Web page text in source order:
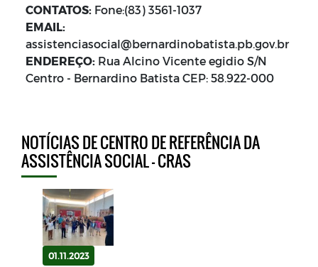
CONTATOS: Fone:(83) 3561-1037
EMAIL:
assistenciasocial@bernardinobatista.pb.gov.br
ENDEREÇO: Rua Alcino Vicente egidio S/N
Centro - Bernardino Batista CEP: 58.922-000
NOTÍCIAS DE CENTRO DE REFERÊNCIA DA
ASSISTÊNCIA SOCIAL - CRAS
01.11.2023